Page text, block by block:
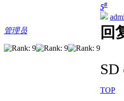
管理员
5#
回
TOP